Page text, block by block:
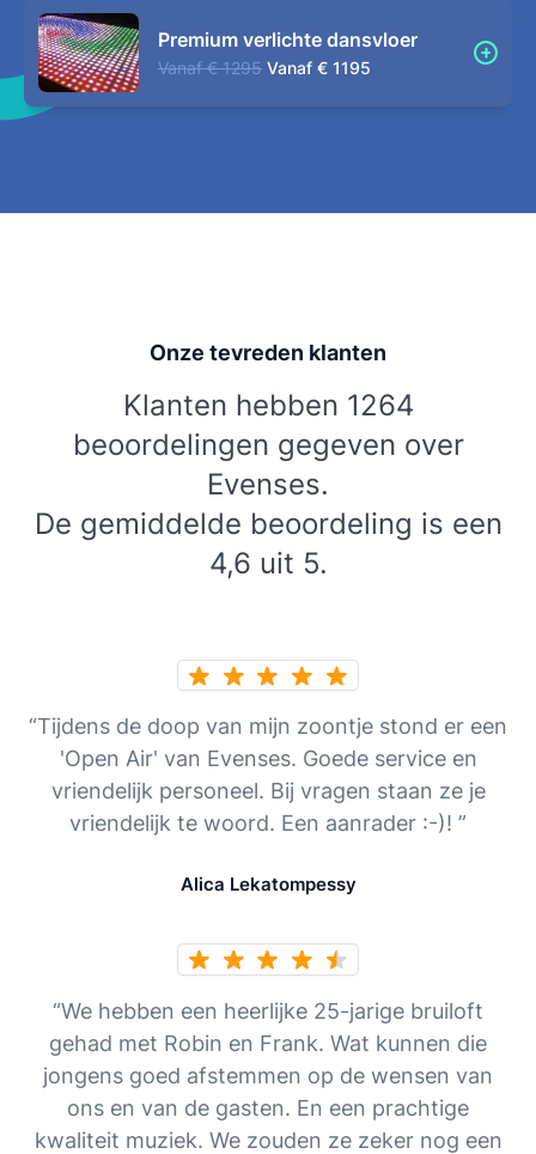
Premium verlichte dansvloer
Vanaf € 1295 Vanaf € 1195
Onze tevreden klanten
Klanten hebben 1264
beoordelingen gegeven over
Evenses.
De gemiddelde beoordeling is een
4,6 uit 5.
“Tijdens de doop van mijn zoontje stond er een
'Open Air' van Evenses. Goede service en
vriendelijk personeel. Bij vragen staan ze je
vriendelijk te woord. Een aanrader :-)! ”
Alica Lekatompessy
“We hebben een heerlijke 25-jarige bruiloft
gehad met Robin en Frank. Wat kunnen die
jongens goed afstemmen op de wensen van
ons en van de gasten. En een prachtige
kwaliteit muziek. We zouden ze zeker nog een